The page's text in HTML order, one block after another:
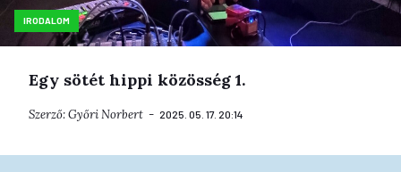
IRODALOM
Egy sötét hippi közösség 1.
Szerző:Győri Norbert 2025. 05. 17. 20:14